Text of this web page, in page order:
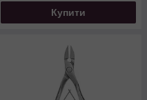
Купити